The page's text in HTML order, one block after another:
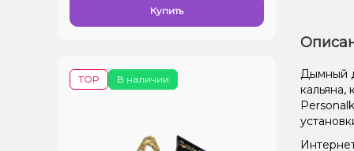
Купить
В наличии
TOP
Дымный